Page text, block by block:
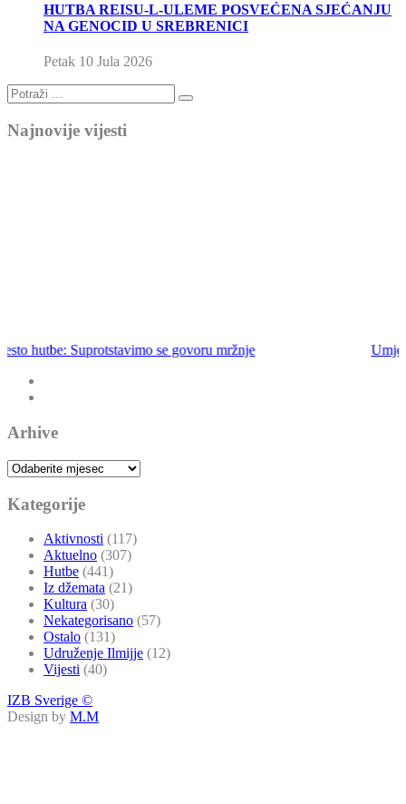
HUTBA REISU-L-ULEME POSVEĆENA SJEĆANJU
NA GENOCID U SREBRENICI
Petak 10 Jula 2026
Najnovije vijesti
Umjesto hutbe: Ne bježimo od emaneta
Arhive
Arhive
Kategorije
Aktivnosti (117)
Aktuelno (307)
Hutbe (441)
Iz džemata (21)
Kultura (30)
Nekategorisano (57)
Ostalo (131)
Udruženje Ilmijje (12)
Vijesti (40)
IZB Sverige ©
Design by M.M